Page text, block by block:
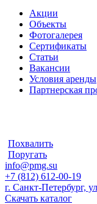
Акции
Объекты
Фотогалерея
Сертификаты
Статьи
Вакансии
Условия аренды
Партнерская
Похвалить
Поругать
info@pmg.su
+7 (812) 612-00-19
г. Санкт-Петербург,
Скачать каталог